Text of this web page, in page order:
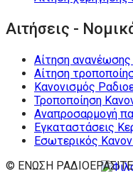
Αιτήσεις -
Αίτηση ανανέωσης
Αίτηση
Κανονισμός
Τροποποίηση
Αναπροσαρμογή
Εγκαταστάσεις
Εσωτερικός
© ΕΝΩΣΗ